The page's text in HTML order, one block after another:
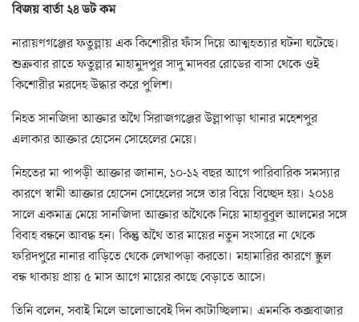
বিজয় বার্তা ২৪ ডট কম
নারায়ণগঞ্জের ফতুল্লায় এক কিশোরীর ফাঁস দিয়ে আত্মহত্যার ঘটনা ঘটেছে।
শুক্রবার রাতে ফতুল্লার মাহামুদপুর সাদু মাদবর রোডের বাসা থেকে ওই
কিশোরীর মরদেহ উদ্ধার করে পুলিশ।
নিহত সানজিদা আক্তার অথৈ সিরাজগঞ্জের উল্লাপাড়া থানার মহেশপুর
এলাকার আক্তার হোসেন সোহেলের মেয়ে।
নিহতের মা পাপড়ী আক্তার জানান, ১০-১২ বছর আগে পারিবারিক সমস্যার
কারণে স্বামী আক্তার হোসেন সোহেলের সঙ্গে তার বিয়ে বিচ্ছেদ হয়। ২০১৪
সালে একমাত্র মেয়ে সানজিদা আক্তার অথৈকে নিয়ে মাহাবুবুল আলমের সঙ্গে
বিবাহ বন্ধনে আবদ্ধ হন। কিন্তু অথৈ তার মায়ের নতুন সংসারে না থেকে
ফরিদপুরে নানার বাড়িতে থেকে লেখাপড়া করতো। মহামারির কারণে স্কুল
বন্ধ থাকায় প্রায় ৫ মাস আগে মায়ের কাছে বেড়াতে আসে।
তিনি বলেন, সবাই মিলে ভালোভাবেই দিন কাটাচ্ছিলাম। এমনকি কক্সবাজার